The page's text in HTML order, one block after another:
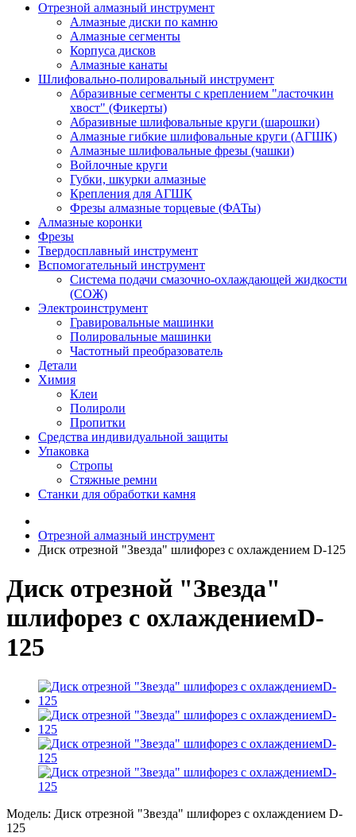
Отрезной алмазный инструмент
Алмазные диски по камню
Алмазные сегменты
Корпуса дисков
Алмазные канаты
Шлифовально-полировальный инструмент
Абразивные сегменты с креплением "ласточкин
хвост" (Фикерты)
Абразивные шлифовальные круги (шарошки)
Алмазные гибкие шлифовальные круги (АГШК)
Алмазные шлифовальные фрезы (чашки)
Войлочные круги
Губки, шкурки алмазные
Крепления для АГШК
Фрезы алмазные торцевые (ФАТы)
Алмазные коронки
Фрезы
Твердосплавный инструмент
Вспомогательный инструмент
Система подачи смазочно-охлаждающей жидкости
(СОЖ)
Электроинструмент
Гравировальные машинки
Полировальные машинки
Частотный преобразователь
Детали
Химия
Клеи
Полироли
Пропитки
Средства индивидуальной защиты
Упаковка
Стропы
Стяжные ремни
Станки для обработки камня
Отрезной алмазный инструмент
Диск отрезной "Звезда" шлифорез с охлаждением D-125
Диск отрезной "Звезда"
шлифорез с охлаждениемD-
125
Модель: Диск отрезной "Звезда" шлифорез с охлаждением D-
125